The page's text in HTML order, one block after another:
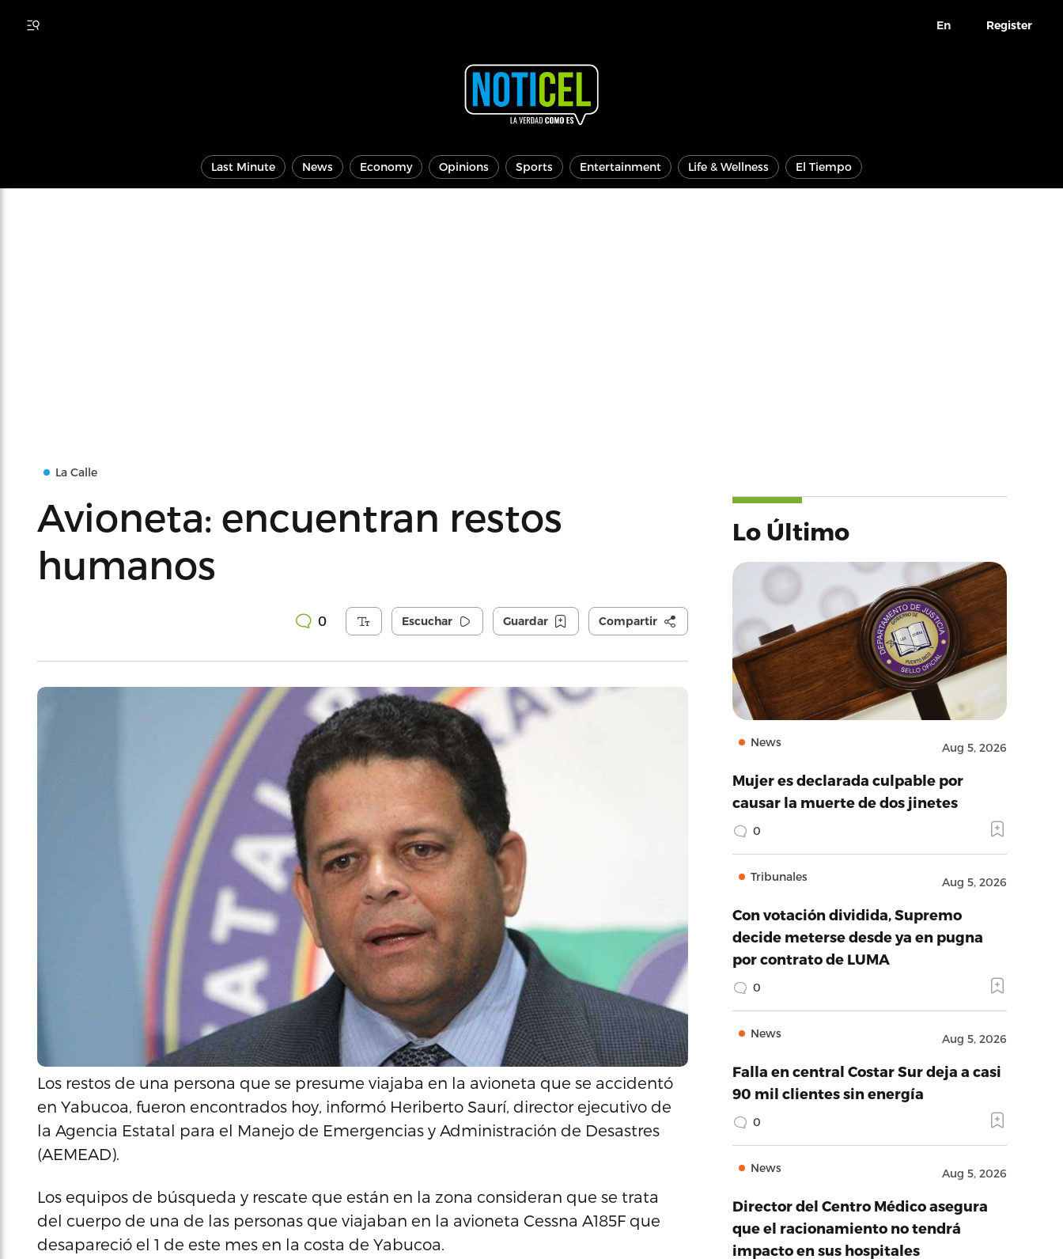
En Register
Last Minute News Economy Opinions Sports Entertainment Life & Wellness El Tiempo
La Calle
Avioneta: encuentran restos
humanos
0 Escuchar Guardar Compartir
Los restos de una persona que se presume viajaba en la avioneta que se accidentó
en Yabucoa, fueron encontrados hoy, informó Heriberto Saurí, director ejecutivo de
la Agencia Estatal para el Manejo de Emergencias y Administración de Desastres
(AEMEAD).
Los equipos de búsqueda y rescate que están en la zona consideran que se trata
del cuerpo de una de las personas que viajaban en la avioneta Cessna A185F que
desapareció el 1 de este mes en la costa de Yabucoa.
Lo Último
News Aug 5, 2026
Mujer es declarada culpable por
causar la muerte de dos jinetes
0
Tribunales Aug 5, 2026
Con votación dividida, Supremo
decide meterse desde ya en pugna
por contrato de LUMA
0
News Aug 5, 2026
Falla en central Costar Sur deja a casi
90 mil clientes sin energía
0
News Aug 5, 2026
Director del Centro Médico asegura
que el racionamiento no tendrá
impacto en sus hospitales